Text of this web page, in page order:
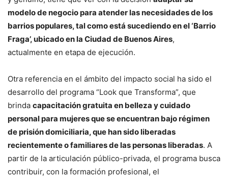
modelo de negocio para atender las necesidades de los
barrios populares, tal como está sucediendo en el ‘Barrio
Fraga’, ubicado en la Ciudad de Buenos Aires,
actualmente en etapa de ejecución.
Otra referencia en el ámbito del impacto social ha sido el
desarrollo del programa “Look que Transforma”, que
brinda capacitación gratuita en belleza y cuidado
personal para mujeres que se encuentran bajo régimen
de prisión domiciliaria, que han sido liberadas
recientemente o familiares de las personas liberadas. A
partir de la articulación público-privada, el programa busca
contribuir, con la formación profesional, el